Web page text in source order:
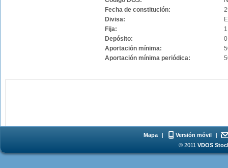
Fecha de constitución:
Divisa:
Fija:
Depósito:
Aportación mínima:
Aportación mínima periódica:
Mapa | Versión móvil
|
© 2011 VDOS